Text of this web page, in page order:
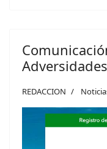
REDACCION